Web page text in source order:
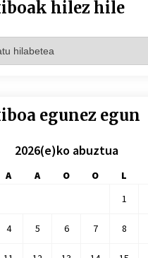
hilez hile
egunez egun
2026(e)ko abuztua
A A O O L
1
4 5 6 7 8